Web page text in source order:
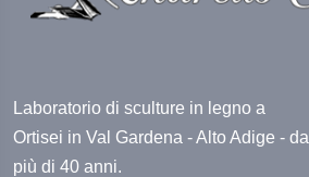
Laboratorio di sculture in legno a
Ortisei in Val Gardena - Alto Adige - da
più di 40 anni.